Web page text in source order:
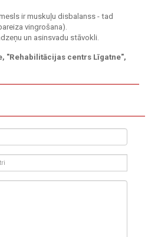
ir muskuļu disbalanss - tad
vingrošana).
un asinsvadu stāvokli.
"Rehabilitācijas centrs Līgatne",